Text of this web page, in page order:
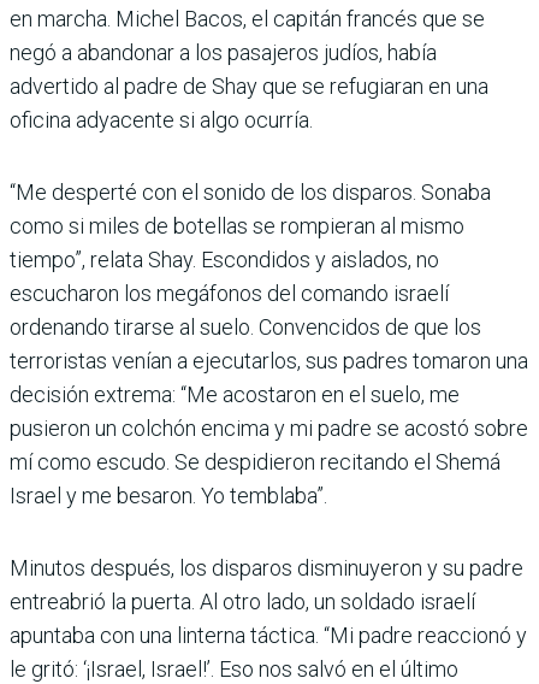
en marcha. Michel Bacos, el capi­tán francés que se
negó a aban­donar a los pasajeros judíos, había
advertido al padre de Shay que se refugiaran en una
oficina adyacente si algo ocurría.
“Me desperté con el sonido de los disparos. Sonaba
como si miles de botellas se rompie­ran al mismo
tiempo”, relata Shay. Escondidos y aislados, no
escucharon los megáfonos del comando israelí
ordenando tirarse al suelo. Convencidos de que los
terroristas venían a ejecutarlos, sus padres toma­ron una
decisión extrema: “Me acostaron en el suelo, me
pusieron un colchón encima y mi padre se acostó sobre
mí como escudo. Se despidieron recitando el Shemá
Israel y me besaron. Yo temblaba”.
Minutos después, los dispa­ros disminuyeron y su padre
entreabrió la puerta. Al otro lado, un soldado israelí
apun­taba con una linterna táctica. “Mi padre reaccionó y
le gritó: ‘¡Israel, Israel!’. Eso nos salvó en el último